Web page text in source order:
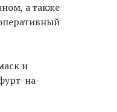
а также
и
на-